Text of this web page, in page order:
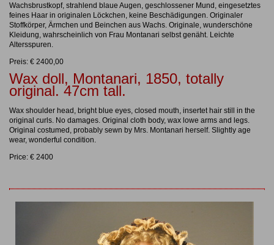
Wachsbrustkopf, strahlend blaue Augen, geschlossener Mund, eingesetztes
feines Haar in originalen Löckchen, keine Beschädigungen. Originaler
Stoffkörper, Ärmchen und Beinchen aus Wachs. Originale, wunderschöne
Kleidung, wahrscheinlich von Frau Montanari selbst genäht. Leichte
Altersspuren.
Preis: € 2400,00
Wax doll, Montanari, 1850, totally
original. 47cm tall.
Wax shoulder head, bright blue eyes, closed mouth, insertet hair still in the
original curls. No damages. Original cloth body, wax lowe arms and legs.
Original costumed, probably sewn by Mrs. Montanari herself. Slightly age
wear, wonderful condition.
Price: € 2400